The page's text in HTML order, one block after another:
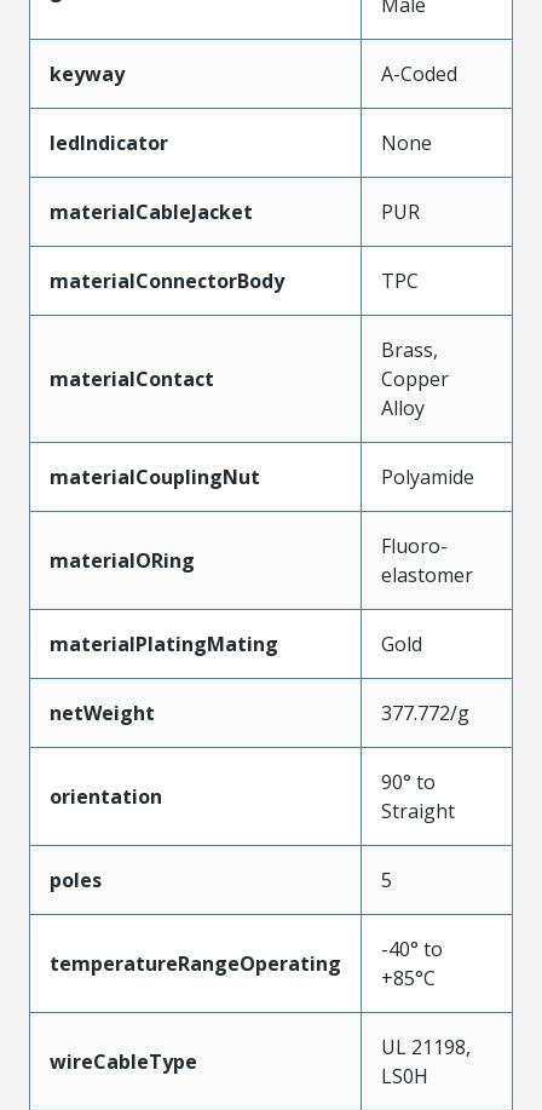
keyway A-Coded
ledIndicator None
materialCableJacket PUR
materialConnectorBody TPC
materialContact
Brass,
Copper
Alloy
materialCouplingNut Polyamide
materialORing
Fluoro-
elastomer
materialPlatingMating Gold
netWeight 377.772/g
orientation
90° to
Straight
poles 5
temperatureRangeOperating
-40° to
+85°C
wireCableType
UL 21198,
LS0H